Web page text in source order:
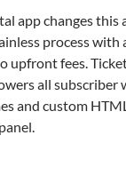
app changes
process
upfront fees.
all subscriber
and custom